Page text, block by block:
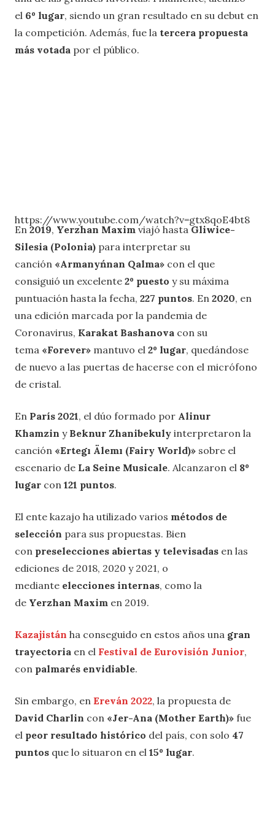
el 6º lugar, siendo un gran resultado en su debut en
la competición. Además, fue la tercera propuesta
más votada por el público.
https://www.youtube.com/watch?v=gtx8qoE4bt8
En 2019, Yerzhan Maxim viajó hastaGliwice-
Silesia (Polonia) para interpretar su
canción «Armanyńnan Qalma» con el que
consiguió un excelente 2º puesto y su máxima
puntuación hasta la fecha, 227 puntos. En 2020, en
una edición marcada por la pandemia de
Coronavirus, Karakat Bashanova con su
tema «Forever» mantuvo el 2º lugar, quedándose
de nuevo a las puertas de hacerse con el micrófono
de cristal.
En París 2021, el dúo formado por Alinur
Khamzin y Beknur Zhanibekuly interpretaron la
canción «Ertegı Älemı (Fairy World)» sobre el
escenario de La Seine Musicale. Alcanzaron el 8º
lugar con 121 puntos.
El ente kazajo ha utilizado varios métodos de
selección para sus propuestas. Bien
con preselecciones abiertas y televisadas en las
ediciones de 2018, 2020 y 2021, o
mediante elecciones internas, como la
de Yerzhan Maxim en 2019.
Kazajistán ha conseguido en estos años una gran
trayectoria en el Festival de Eurovisión Junior,
con palmarés envidiable.
Sin embargo, en Ereván 2022, la propuesta de
David Charlin con «Jer-Ana (Mother Earth)» fue
el peor resultado histórico del país, con solo 47
puntos que lo situaron en el 15º lugar.